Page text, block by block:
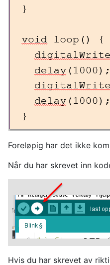
Foreløpig har det ikke
Når du har skrevet inn
Hvis du har skrevet av